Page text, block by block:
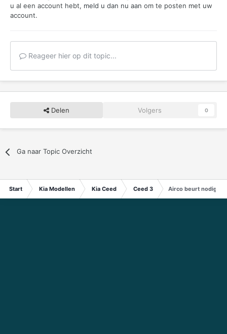
u al een account hebt, meld u dan nu aan om te posten met uw
account.
Reageer hier op dit topic...
Delen Volgers 0
Ga naar Topic Overzicht
Start Kia Modellen Kia Ceed Ceed 3 Airco beurt nodig of